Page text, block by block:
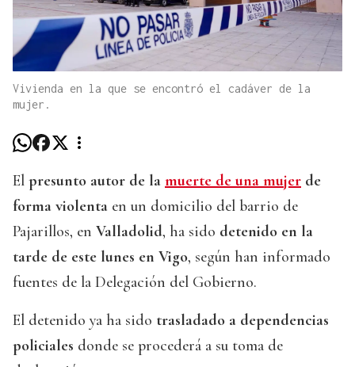
Vivienda en la que se encontró el cadáver de la
mujer.
El presunto autor de la muerte de una mujer de
forma violenta en un domicilio del barrio de
Pajarillos, en Valladolid, ha sido detenido en la
tarde de este lunes en Vigo, según han informado
fuentes de la Delegación del Gobierno.
El detenido ya ha sido trasladado a dependencias
policiales donde se procederá a su toma de